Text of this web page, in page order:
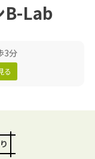
B-Lab
3分
る